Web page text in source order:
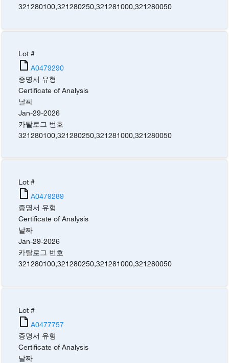
321280100,321280250,321281000,321280050
Lot #
A0479290
증명서 유형
Certificate of Analysis
날짜
Jan-29-2026
카탈로그 번호
321280100,321280250,321281000,321280050
Lot #
A0479289
증명서 유형
Certificate of Analysis
날짜
Jan-29-2026
카탈로그 번호
321280100,321280250,321281000,321280050
Lot #
A0477757
증명서 유형
Certificate of Analysis
날짜